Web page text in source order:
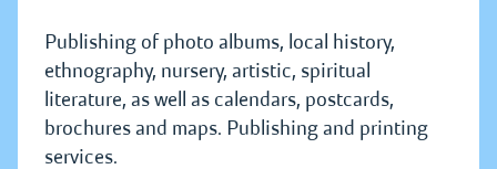
Publishing of photo albums, local history,
ethnography, nursery, artistic, spiritual
literature, as well as calendars, postcards,
brochures and maps. Publishing and printing
services.